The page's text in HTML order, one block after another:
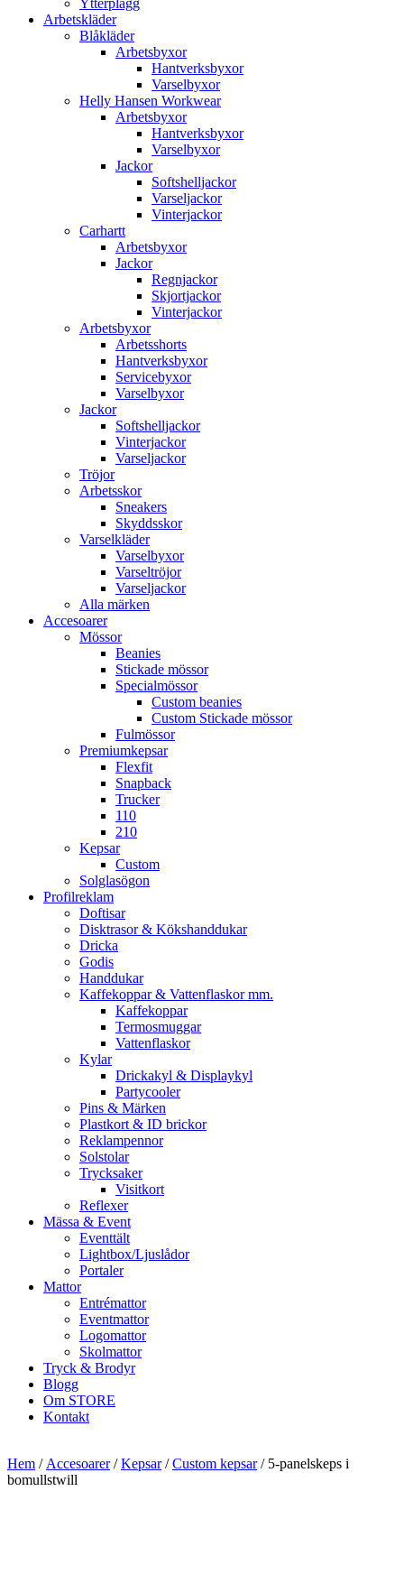
Ytterplagg
Arbetskläder
Blåkläder
Arbetsbyxor
Hantverksbyxor
Varselbyxor
Helly Hansen Workwear
Arbetsbyxor
Hantverksbyxor
Varselbyxor
Jackor
Softshelljackor
Varseljackor
Vinterjackor
Carhartt
Arbetsbyxor
Jackor
Regnjackor
Skjortjackor
Vinterjackor
Arbetsbyxor
Arbetsshorts
Hantverksbyxor
Servicebyxor
Varselbyxor
Jackor
Softshelljackor
Vinterjackor
Varseljackor
Tröjor
Arbetsskor
Sneakers
Skyddsskor
Varselkläder
Varselbyxor
Varseltröjor
Varseljackor
Alla märken
Accesoarer
Mössor
Beanies
Stickade mössor
Specialmössor
Custom beanies
Custom Stickade mössor
Fulmössor
Premiumkepsar
Flexfit
Snapback
Trucker
110
210
Kepsar
Custom
Solglasögon
Profilreklam
Doftisar
Disktrasor & Kökshanddukar
Dricka
Godis
Handdukar
Kaffekoppar & Vattenflaskor mm.
Kaffekoppar
Termosmuggar
Vattenflaskor
Kylar
Drickakyl & Displaykyl
Partycooler
Pins & Märken
Plastkort & ID brickor
Reklampennor
Solstolar
Trycksaker
Visitkort
Reflexer
Mässa & Event
Eventtält
Lightbox/Ljuslådor
Portaler
Mattor
Entrémattor
Eventmattor
Logomattor
Skolmattor
Tryck & Brodyr
Blogg
Om STORE
Kontakt
Hem / Accesoarer/Kepsar/Custom kepsar/ 5-panelskeps i
bomullstwill